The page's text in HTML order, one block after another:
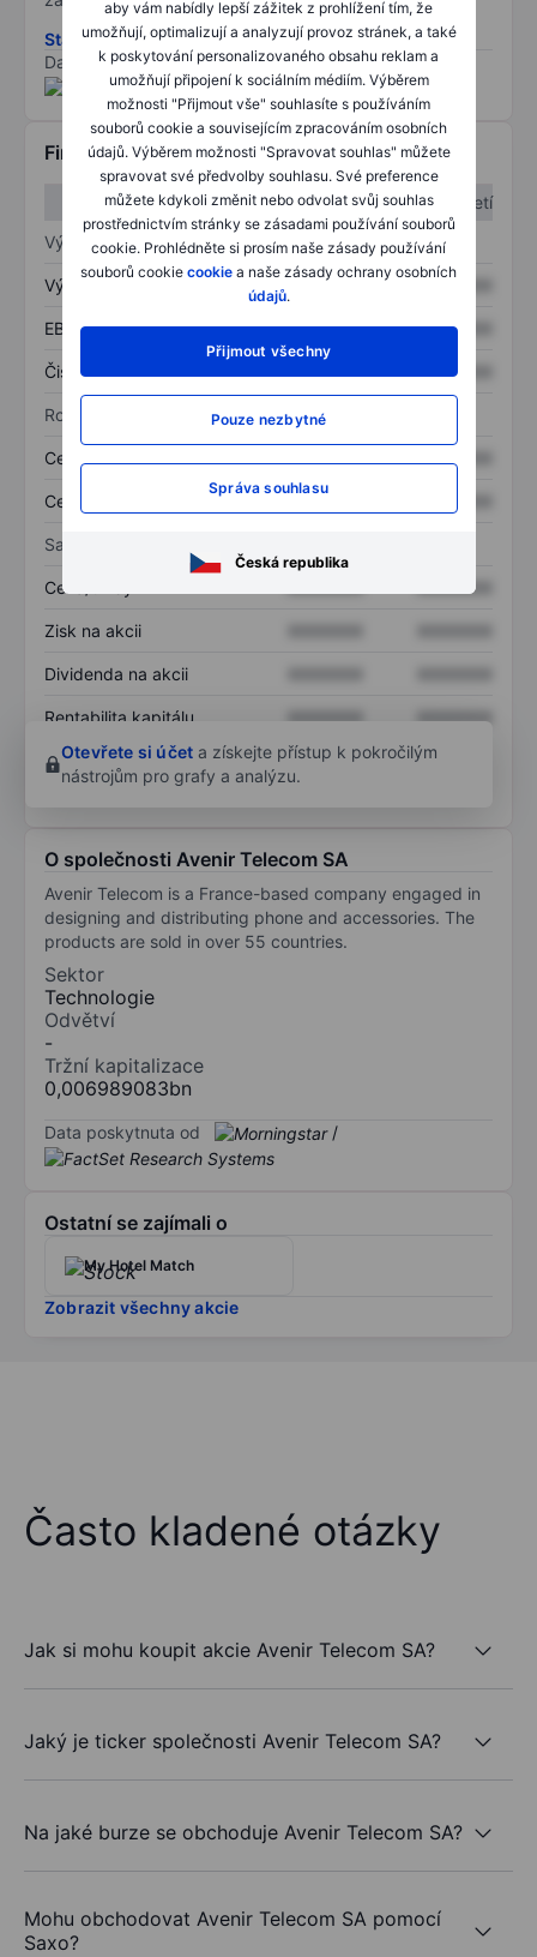
aby vám nabídly lepší zážitek z prohlížení tím, že
umožňují, optimalizují a analyzují provoz stránek, a také
k poskytování personalizovaného obsahu reklam a
umožňují připojení k sociálním médiím. Výběrem
možnosti "Přijmout vše" souhlasíte s používáním
souborů cookie a souvisejícím zpracováním osobních
údajů. Výběrem možnosti "Spravovat souhlas" můžete
spravovat své předvolby souhlasu. Své preference
můžete kdykoli změnit nebo odvolat svůj souhlas
prostřednictvím stránky se zásadami používání souborů
cookie. Prohlédněte si prosím naše zásady používání
souborů cookie cookie a naše zásady ochrany osobních
údajů.
Přijmout všechny
Pouze nezbytné
Správa souhlasu
Česká republika
Stáhněte si metodiku rizik ESG
Data poskytnuta od
/
Finanční informace
1. čtvrtletí
2. čtvrtletí
Výkaz zisku a ztráty
Výnos XXXXXXX
EBITDA XXXXXXX XXXXXXX
Čistý příjem XXXXXXX
Rozvaha
Celková aktiva
Celkový dluh XXXXXXX
Sazby
Cena/tržby XXXXXXX
Zisk na akcii
Dividenda na akcii
Rentabilita kapitálu XXXXXXX
XXXXXXX
Otevřete si účet a získejte přístup k pokročilým
nástrojům pro grafy a analýzu.
O společnosti Avenir Telecom SA
Avenir Telecom is a France-based company engaged in
designing and distributing phone and accessories. The
products are sold in over 55 countries.
Sektor
Technologie
Odvětví
-
Tržní kapitalizace
0,006989083bn
Data poskytnuta od /
Ostatní se zajímali o
My Hotel Match
Zobrazit všechny akcie
Často kladené otázky
Jak si mohu koupit akcie Avenir Telecom SA?
Jaký je ticker společnosti Avenir Telecom SA?
Na jaké burze se obchoduje Avenir Telecom SA?
Mohu obchodovat Avenir Telecom SA pomocí
Saxo?